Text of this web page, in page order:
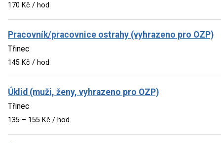
170 Kč / hod.
Pracovník/pracovnice ostrahy (vyhrazeno pro OZP)
Třinec
145 Kč / hod.
Úklid (muži, ženy, vyhrazeno pro OZP)
Třinec
135 – 155 Kč / hod.